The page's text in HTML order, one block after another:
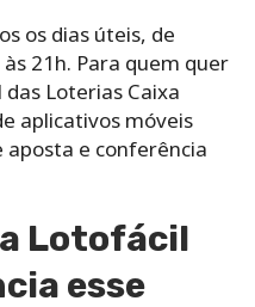
os dias úteis, de
21h. Para quem quer
Loterias Caixa
aplicativos móveis
aposta e conferência
Lotofácil
esse